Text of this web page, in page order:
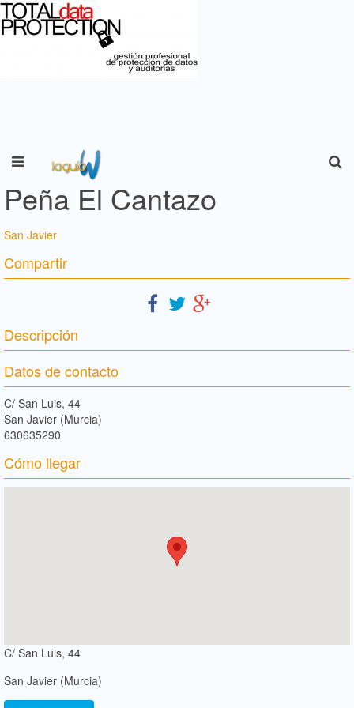
Peña El Cantazo
San Javier
Compartir
Descripción
Datos de contacto
C/ San Luis, 44
San Javier (Murcia)
630635290
Cómo llegar
C/ San Luis, 44
San Javier (Murcia)